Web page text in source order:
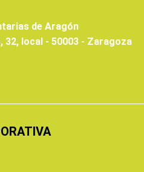
de Aragón
32, local - 50003 - Zaragoza